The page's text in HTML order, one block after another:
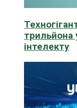
трильйона
інтелекту